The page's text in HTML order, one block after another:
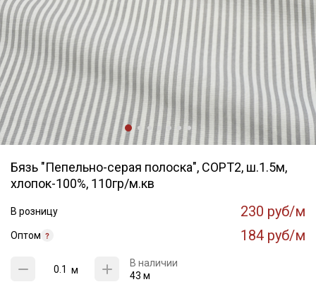
Бязь "Пепельно-серая полоска", СОРТ2, ш.1.5м,
хлопок-100%, 110гр/м.кв
В розницу 230 руб/м
Оптом 184 руб/м
м
В наличии
43 м